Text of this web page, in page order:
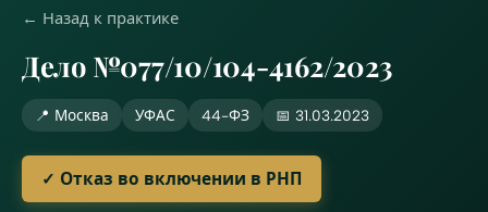
← Назад к практике
Дело №077/10/104-4162/2023
📍 Москва УФАС 44-ФЗ 📅 31.03.2023
✓ Отказ во включении в РНП